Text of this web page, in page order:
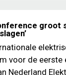
groot
voor de eerste
Nederland